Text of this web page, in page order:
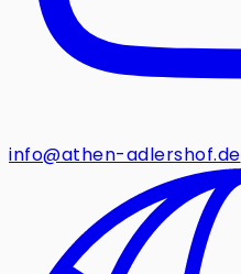
info@athen-adlershof.de